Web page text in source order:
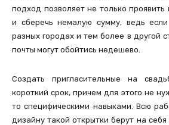
подход позволяет не только проявить
и сберечь немалую сумму, ведь
разных городах и тем более в другой
почты могут обойтись недешево.
Создать пригласительные на
короткий срок, причем для этого не
то специфическими навыками. Всю
дизайну такой открытки берут на